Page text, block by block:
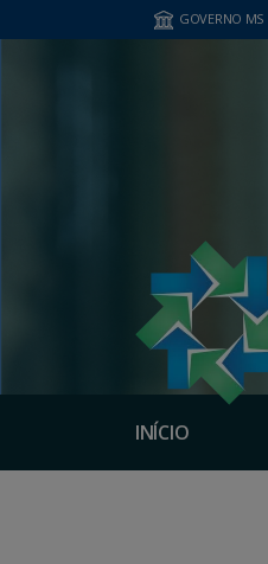
GOVERNO MS
INÍCIO